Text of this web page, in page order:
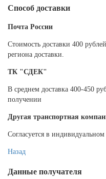
Способ доставки
Почта России
Cтоимость доставки 400
региона доставки.
ТК "СДЕК"
В среднем доставка 400-450
получении
Другая транспортная
Согласуется в
Назад
Данные получателя